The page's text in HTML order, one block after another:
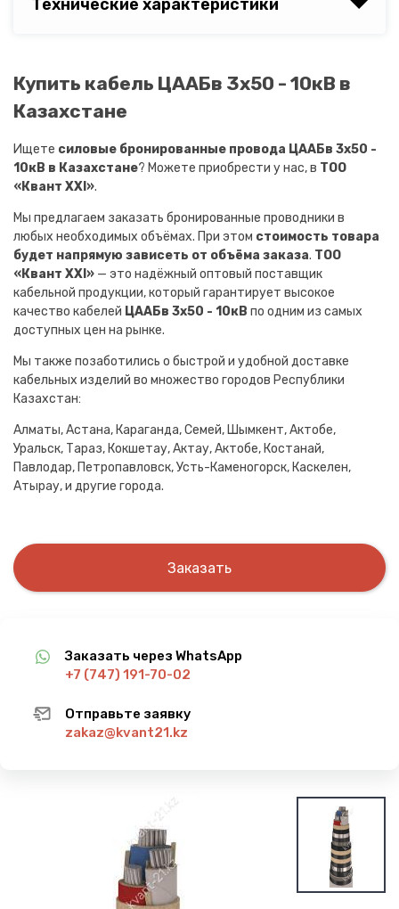
Технические характеристики
Купить кабель ЦААБв 3х50 - 10кВ в
Казахстане
Ищете силовые бронированные провода ЦААБв 3х50 -
10кВ в Казахстане? Можете приобрести у нас, в ТОО
«Квант XXI».
Мы предлагаем заказать бронированные проводники в
любых необходимых объёмах. При этом стоимость товара
будет напрямую зависеть от объёма заказа. ТОО
«Квант XXI» — это надёжный оптовый поставщик
кабельной продукции, который гарантирует высокое
качество кабелей ЦААБв 3х50 - 10кВ по одним из самых
доступных цен на рынке.
Мы также позаботились о быстрой и удобной доставке
кабельных изделий во множество городов Республики
Казахстан:
Алматы, Астана, Караганда, Семей, Шымкент, Актобе,
Уральск, Тараз, Кокшетау, Актау, Актобе, Костанай,
Павлодар, Петропавловск, Усть-Каменогорск, Каскелен,
Атырау, и другие города.
Заказать
Заказать через WhatsApp
+7 (747) 191-70-02
Отправьте заявку
zakaz@kvant21.kz